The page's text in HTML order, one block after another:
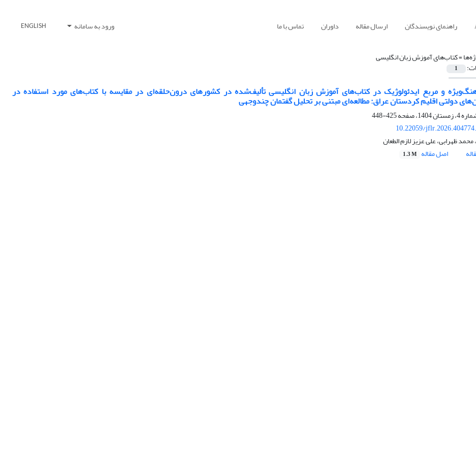
راهنمای نویسندگان ارسال مقاله داوران تماس با ما ورود به سامانه ENGLISH
=کتاب‌های آموزش زبان انگلیسی
1
و مربع ایدئولوژیک در کتاب‌های آموزش زبان انگلیسی تألیف‌شده در کشورهای درون‌حلقه‌ای در مقایسه با کتاب‌های مورد استفاده در
دولتی اقلیم کردستان عراق: مطالعه‌ای مبتنی بر تحلیل گفتمان چندوجهی
425-448
10.22059/
محمد ظهرابی، علی عزیز لازم الطعان
اصل مقاله 1.3 M